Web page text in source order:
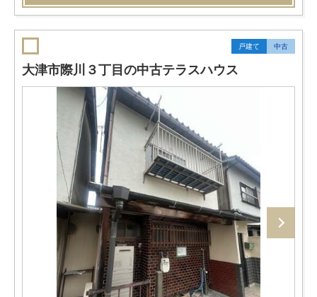
戸建て 中古
大津市際川３丁目の中古テラスハウス